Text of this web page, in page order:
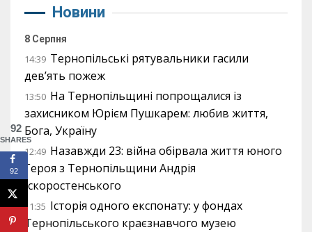
Новини
8 Серпня
14:39 Тернопільські рятувальники гасили
дев’ять пожеж
13:50 На Тернопільщині попрощалися із
захисником Юрієм Пушкарем: любив життя,
Бога, Україну
12:49 Назавжди 23: війна обірвала життя юного
Героя з Тернопільщини Андрія
Іскоростенського
11:35 Історія одного експонату: у фондах
Тернопільського краєзнавчого музею
92
SHARES
92